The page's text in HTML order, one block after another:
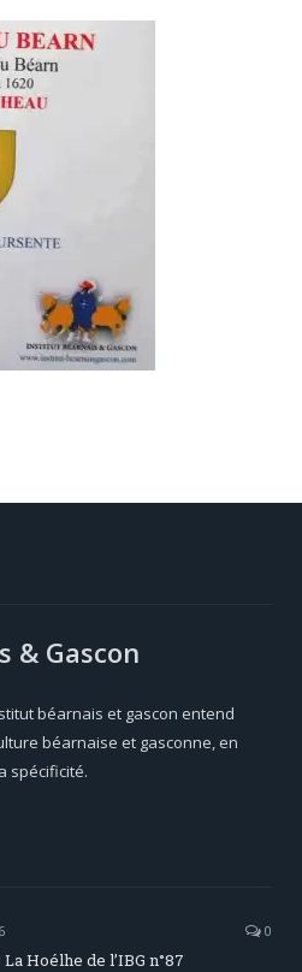
& Gascon
béarnais et gascon entend
béarnaise et gasconne, en
spécificité.
0
Hoélhe de l’IBG n°87